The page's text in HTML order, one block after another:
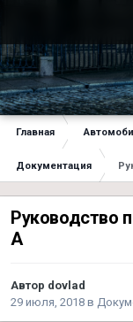
Главная
Документация
Руководство
A
Автор dovlad
29 июля, 2018 в